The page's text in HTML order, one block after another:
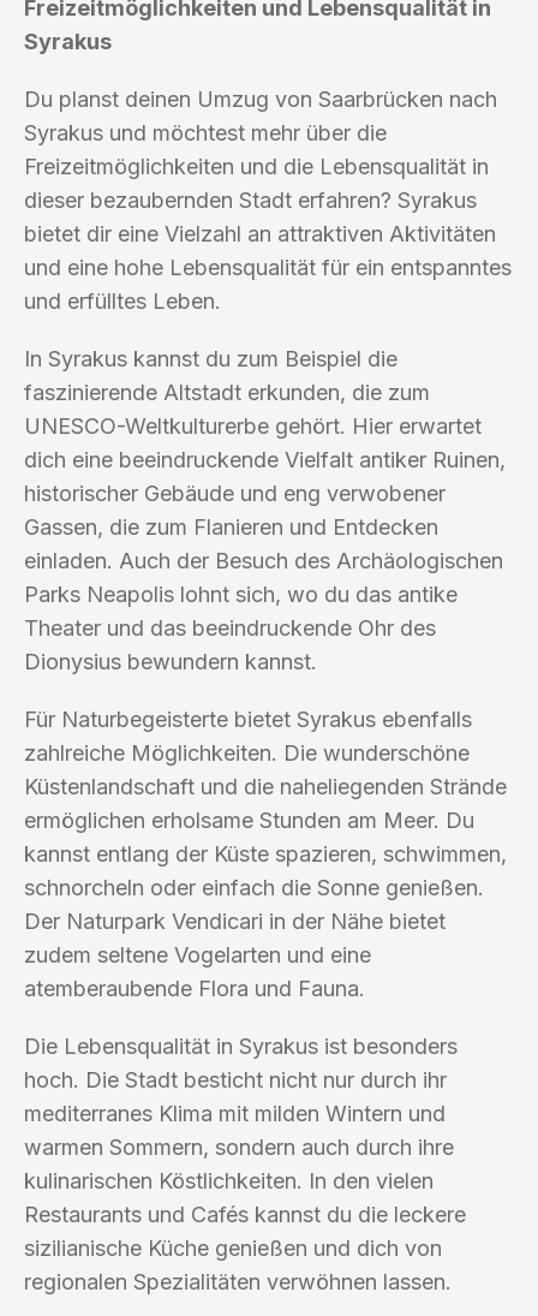
Freizeitmöglichkeiten und Lebensqualität in
Syrakus
Du planst deinen Umzug von Saarbrücken nach
Syrakus und möchtest mehr über die
Freizeitmöglichkeiten und die Lebensqualität in
dieser bezaubernden Stadt erfahren? Syrakus
bietet dir eine Vielzahl an attraktiven Aktivitäten
und eine hohe Lebensqualität für ein entspanntes
und erfülltes Leben.
In Syrakus kannst du zum Beispiel die
faszinierende Altstadt erkunden, die zum
UNESCO-Weltkulturerbe gehört. Hier erwartet
dich eine beeindruckende Vielfalt antiker Ruinen,
historischer Gebäude und eng verwobener
Gassen, die zum Flanieren und Entdecken
einladen. Auch der Besuch des Archäologischen
Parks Neapolis lohnt sich, wo du das antike
Theater und das beeindruckende Ohr des
Dionysius bewundern kannst.
Für Naturbegeisterte bietet Syrakus ebenfalls
zahlreiche Möglichkeiten. Die wunderschöne
Küstenlandschaft und die naheliegenden Strände
ermöglichen erholsame Stunden am Meer. Du
kannst entlang der Küste spazieren, schwimmen,
schnorcheln oder einfach die Sonne genießen.
Der Naturpark Vendicari in der Nähe bietet
zudem seltene Vogelarten und eine
atemberaubende Flora und Fauna.
Die Lebensqualität in Syrakus ist besonders
hoch. Die Stadt besticht nicht nur durch ihr
mediterranes Klima mit milden Wintern und
warmen Sommern, sondern auch durch ihre
kulinarischen Köstlichkeiten. In den vielen
Restaurants und Cafés kannst du die leckere
sizilianische Küche genießen und dich von
regionalen Spezialitäten verwöhnen lassen.